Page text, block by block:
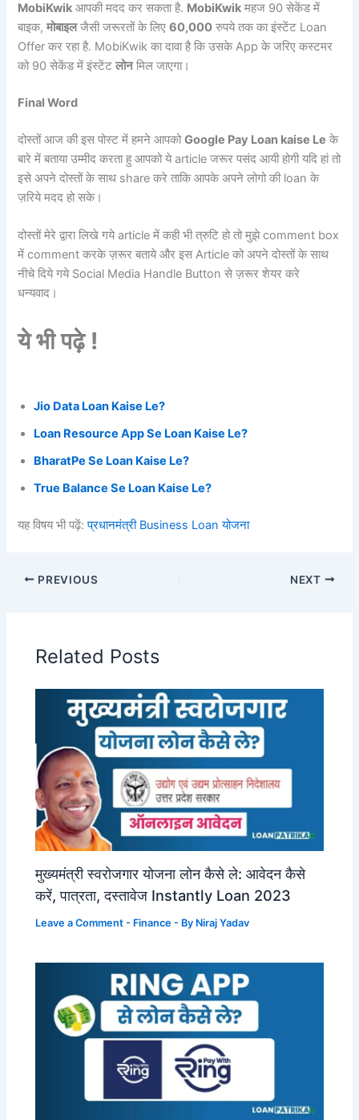
MobiKwik आपकी मदद कर सकता है. MobiKwik महज 90 सेकेंड में
बाइक,मोबाइलजैसी जरूरतों के लिए60,000 रुपये तक का इंस्टेंट Loan
Offer कर रहा है. MobiKwik का दावा है कि उसके App के जरिए कस्टमर
को 90 सेकेंड में इंस्टेंटलोनमिल जाएगा।
Final Word
दोस्तों आज की इस पोस्ट में हमने आपकोGoogle Pay Loan kaise Le के
बारे में बताया उम्मीद करता हु आपको ये article जरूर पसंद आयी होगी यदि हां तो
इसे अपने दोस्तों के साथ share करे ताकि आपके अपने लोगो की loan के
ज़रिये मदद हो सके।
दोस्तों मेरे द्वारा लिखे गये article में कही भी त्रुटि हो तो मुझे comment box
में comment करके ज़रूर बताये और इस Article को अपने दोस्तों के साथ
नीचे दिये गये Social Media Handle Button से ज़रूर शेयर करे
धन्यवाद।
ये भी पढ़े !
Jio Data Loan Kaise Le?
Loan Resource App Se Loan Kaise Le?
BharatPe Se Loan Kaise Le?
True Balance Se Loan Kaise Le?
यह विषय भी पढ़ें:प्रधानमंत्री Business Loan योजना
PREVIOUS NEXT
Related Posts
मुख्यमंत्री स्वरोजगार योजना लोन कैसे ले: आवेदन कैसे
करें, पात्रता, दस्तावेज Instantly Loan 2023
Leave a Comment - Finance - By Niraj Yadav